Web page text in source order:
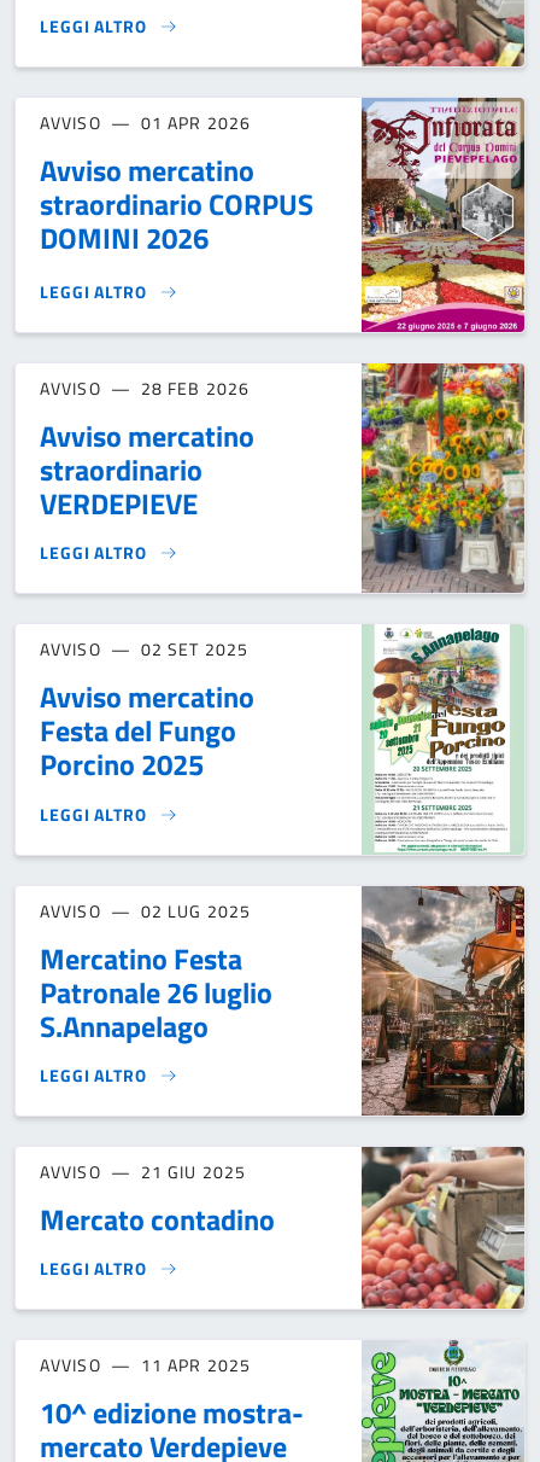
LEGGI ALTRO
MERCATO CONTADINO}
AVVISO 01 APR 2026
Avviso mercatino
straordinario CORPUS
DOMINI 2026
LEGGI ALTRO
AVVISO MERCATINO STRAORDINARIO CORPUS DOMINI
AVVISO 28 FEB 2026
Avviso mercatino
straordinario
VERDEPIEVE
LEGGI ALTRO
AVVISO MERCATINO STRAORDINARIO VERDEPIEVE}
AVVISO 02 SET 2025
Avviso mercatino
Festa del Fungo
Porcino 2025
LEGGI ALTRO
AVVISO MERCATINO FESTA DEL FUNGO PORCINO 2025}
AVVISO 02 LUG 2025
Mercatino Festa
Patronale 26 luglio
S.Annapelago
LEGGI ALTRO
MERCATINO FESTA PATRONALE 26 LUGLIO S.ANNAPELAGO}
AVVISO 21 GIU 2025
Mercato contadino
LEGGI ALTRO
MERCATO CONTADINO}
AVVISO 11 APR 2025
10^ edizione mostra-
mercato Verdepieve